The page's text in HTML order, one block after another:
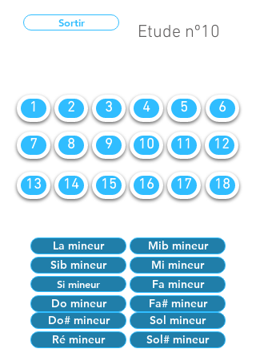
Sortir Etude nº10
1 2 3 4 5 6
7 8 9 10 11 12
13 14 15 16 17 18
La mineur
Mib mineur
Sib mineur
Mi mineur
Si mineur
Fa mineur
Do mineur
Do# mineur
Fa# mineur
Sol mineur
Ré mineur
Sol# mineur